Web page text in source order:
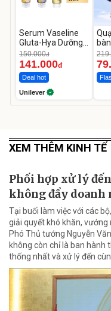
Serum Vaseline
Gluta-Hya Dưỡng
Da Sáng Mịn Sau 7
Ngày
150.000đ
141.000đ
Deal hot
Unilever
XEM THÊM KINH TẾ
Phối hợp xử lý
không đẩy doanh
Tại buổi làm việc với các
giải quyết khó khăn,
Phó Thủ tướng Nguyễn
không còn chỉ là ban
thống nhất và xử lý đến